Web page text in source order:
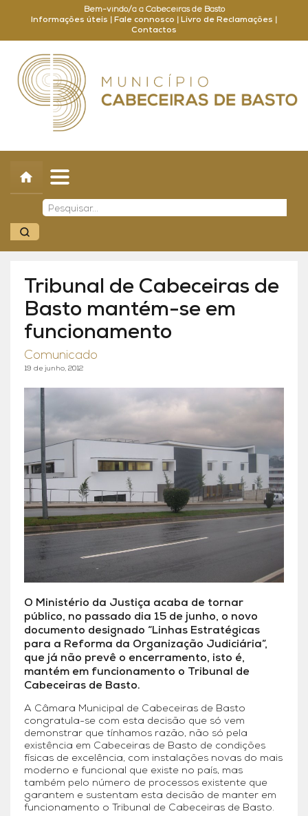
Bem-vindo/a a Cabeceiras de Basto
Informações úteis
Fale connosco Livro de Reclamações
Contactos
Concelho
Município
Turismo
Cultura
Outros
Balcão Online
Tribunal de Cabeceiras de
Basto mantém-se em
funcionamento
Comunicado
19 de junho, 2012
O Ministério da Justiça acaba de tornar
público, no passado dia 15 de junho, o novo
documento designado “Linhas Estratégicas
para a Reforma da Organização Judiciária”,
que já não prevê o encerramento, isto é,
mantém em funcionamento o Tribunal de
Cabeceiras de Basto.
A Câmara Municipal de Cabeceiras de Basto
congratula-se com esta decisão que só vem
demonstrar que tínhamos razão, não só pela
existência em Cabeceiras de Basto de condições
físicas de excelência, com instalações novas do mais
moderno e funcional que existe no país, mas
também pelo número de processos existente que
garantem e sustentam esta decisão de manter em
funcionamento o Tribunal de Cabeceiras de Basto.